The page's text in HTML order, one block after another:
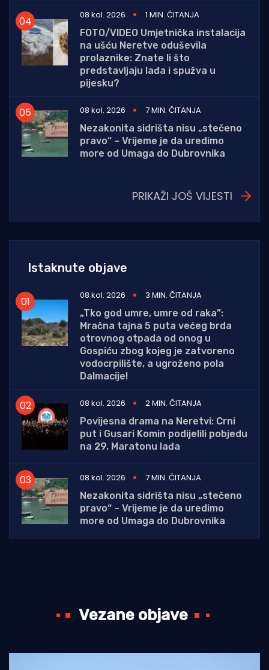
08 kol. 2026
1 MIN. ČITANJA
FOTO/VIDEO Umjetnička instalacija
na ušću Neretve oduševila
prolaznike: Znate li što
predstavljaju lađa i spužva u
pijesku?
08 kol. 2026
7 MIN. ČITANJA
Nezakonita sidrišta nisu „stečeno
pravo“ – Vrijeme je da uredimo
more od Umaga do Dubrovnika
PRIKAŽI JOŠ VIJESTI
Istaknute objave
08 kol. 2026
3 MIN. ČITANJA
„Tko god umre, umre od raka”:
Mračna tajna 5 puta većeg brda
otrovnog otpada od onog u
Gospiću zbog kojeg je zatvoreno
vodocrpilište, a ugroženo pola
Dalmacije!
08 kol. 2026
2 MIN. ČITANJA
Povijesna drama na Neretvi: Crni
put i Gusari Komin podijelili pobjedu
na 29. Maratonu lađa
08 kol. 2026
7 MIN. ČITANJA
Nezakonita sidrišta nisu „stečeno
pravo“ – Vrijeme je da uredimo
more od Umaga do Dubrovnika
Vezane objave